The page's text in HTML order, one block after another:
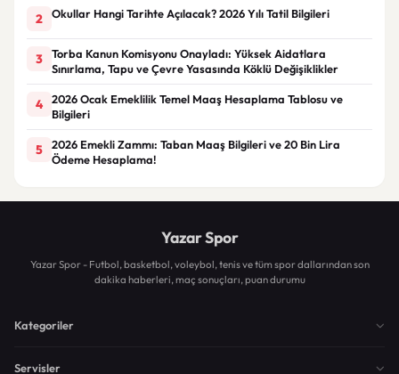
2 Okullar Hangi Tarihte Açılacak? 2026 Yılı Tatil Bilgileri
3
Torba Kanun Komisyonu Onayladı: Yüksek Aidatlara
Sınırlama, Tapu ve Çevre Yasasında Köklü Değişiklikler
4
2026 Ocak Emeklilik Temel Maaş Hesaplama Tablosu ve
Bilgileri
5
2026 Emekli Zammı: Taban Maaş Bilgileri ve 20 Bin Lira
Ödeme Hesaplama!
Yazar Spor
Yazar Spor - Futbol, basketbol, voleybol, tenis ve tüm spor dallarından son
dakika haberleri, maç sonuçları, puan durumu
Kategoriler
Servisler